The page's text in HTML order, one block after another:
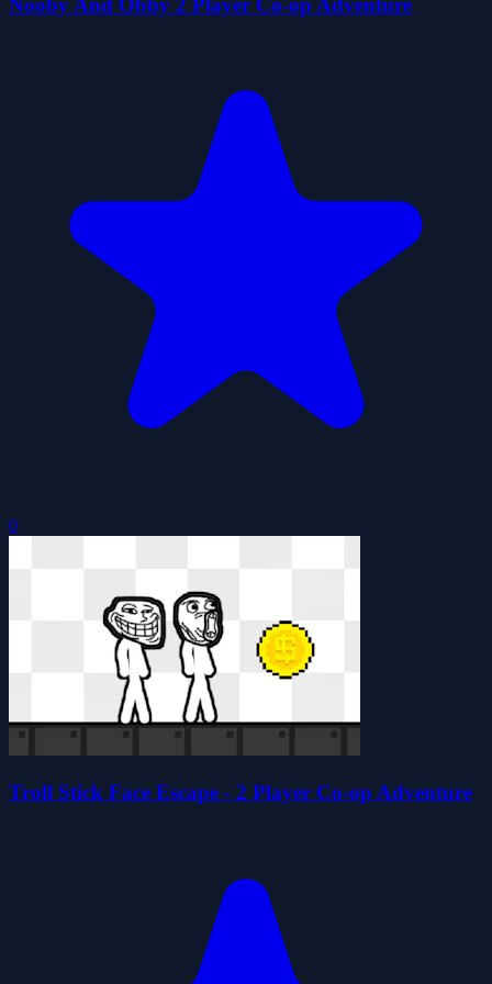
0
Troll Stick Face Escape - 2 Player Co-op Adventure